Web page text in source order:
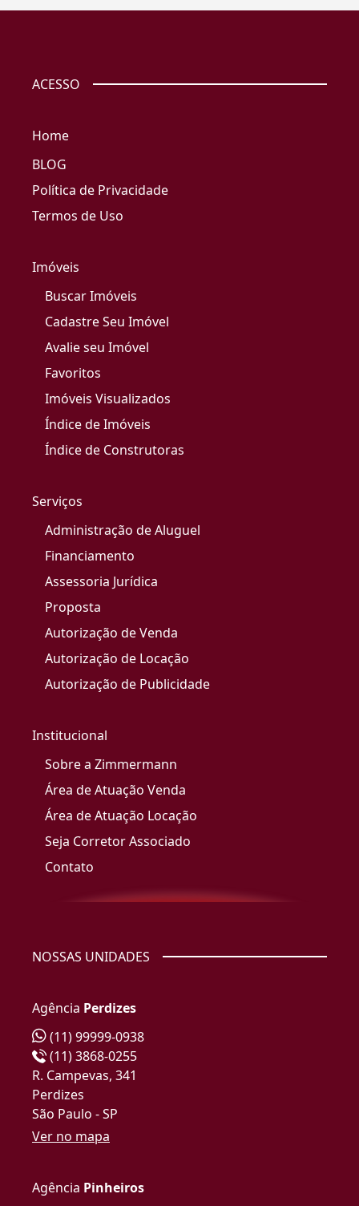
ACESSO
Home
BLOG
Política de Privacidade
Termos de Uso
Imóveis
Buscar Imóveis
Cadastre Seu Imóvel
Avalie seu Imóvel
Favoritos
Imóveis Visualizados
Índice de Imóveis
Índice de Construtoras
Serviços
Administração de Aluguel
Financiamento
Assessoria Jurídica
Proposta
Autorização de Venda
Autorização de Locação
Autorização de Publicidade
Institucional
Sobre a Zimmermann
Área de Atuação Venda
Área de Atuação Locação
Seja Corretor Associado
Contato
NOSSAS UNIDADES
Agência Perdizes
(11) 99999-0938
(11) 3868-0255
R. Campevas, 341
Perdizes
São Paulo - SP
Ver no mapa
Agência Pinheiros